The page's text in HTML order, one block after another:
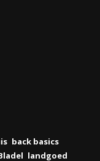
back basics
landgoed